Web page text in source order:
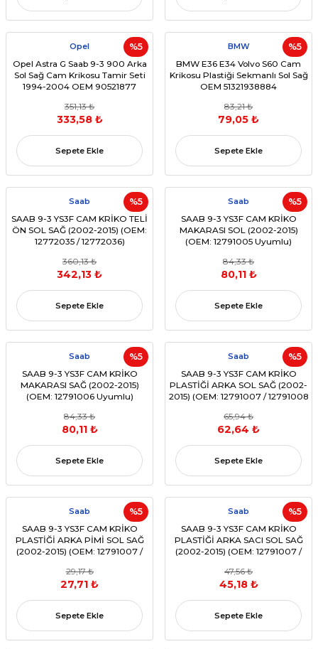
%5
Opel
Opel Astra G Saab 9-3 900 Arka
Sol Sağ Cam Krikosu Tamir Seti
1994-2004 OEM 90521877
351,13 ₺
333,58 ₺
Sepete Ekle
%5
BMW
BMW E36 E34 Volvo S60 Cam
Krikosu Plastiği Sekmanlı Sol Sağ
OEM 51321938884
83,21 ₺
79,05 ₺
Sepete Ekle
%5
Saab
SAAB 9-3 YS3F CAM KRİKO TELİ
ÖN SOL SAĞ (2002-2015) (OEM:
12772035 / 12772036)
360,13 ₺
342,13 ₺
Sepete Ekle
%5
Saab
SAAB 9-3 YS3F CAM KRİKO
MAKARASI SOL (2002-2015)
(OEM: 12791005 Uyumlu)
84,33 ₺
80,11 ₺
Sepete Ekle
%5
Saab
SAAB 9-3 YS3F CAM KRİKO
MAKARASI SAĞ (2002-2015)
(OEM: 12791006 Uyumlu)
84,33 ₺
80,11 ₺
Sepete Ekle
%5
Saab
SAAB 9-3 YS3F CAM KRİKO
PLASTİĞİ ARKA SOL SAĞ (2002-
2015) (OEM: 12791007 / 12791008
65,94 ₺
62,64 ₺
Sepete Ekle
%5
Saab
SAAB 9-3 YS3F CAM KRİKO
PLASTİĞİ ARKA PİMİ SOL SAĞ
(2002-2015) (OEM: 12791007 /
29,17 ₺
27,71 ₺
Sepete Ekle
%5
Saab
SAAB 9-3 YS3F CAM KRİKO
PLASTİĞİ ARKA SACI SOL SAĞ
(2002-2015) (OEM: 12791007 /
47,56 ₺
45,18 ₺
Sepete Ekle